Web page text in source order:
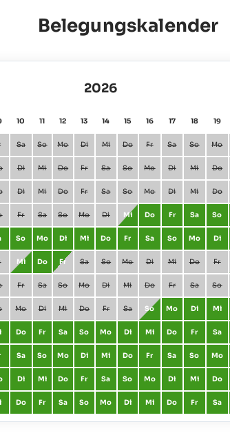
Belegungskalender
2026
10 11 12 13 14 15 16 17 18 19
Sa So Mo Di Mi Do Fr Sa So Mo
Di Mi Do Fr Sa So Mo Di Mi Do
Di Mi Do Fr Sa So Mo Di Mi Do
Fr Sa So Mo Di Mi Do Fr Sa So
So Mo Di Mi Do Fr Sa So Mo Di
Mi Do Fr Sa So Mo Di Mi Do Fr
Fr Sa So Mo Di Mi Do Fr Sa So
Mo Di Mi Do Fr Sa So Mo Di Mi
Do Fr Sa So Mo Di Mi Do Fr Sa
Sa So Mo Di Mi Do Fr Sa So Mo
Di Mi Do Fr Sa So Mo Di Mi Do
Do Fr Sa So Mo Di Mi Do Fr Sa